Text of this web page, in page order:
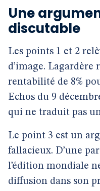
Une
discutable
Les points 1 et 2
d’image. Lagardère
rentabilité de 8%
Echos du 9
qui ne traduit pas
Le point 3 est un
fallacieux. D’une
l’édition mondiale
diffusion dans son